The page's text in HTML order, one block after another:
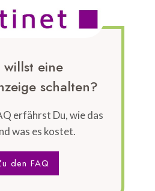
willst eine
schalten?
erfährst Du, wie das
was es kostet.
den FAQ